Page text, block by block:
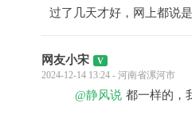
过了几天才好，网上都说
网友小宋
2024-12-14 13:24 - 河南省漯河市
@静风说 都一样的，